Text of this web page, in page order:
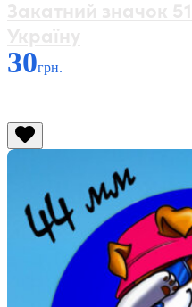
30грн.